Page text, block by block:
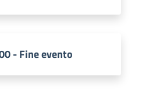
- Fine evento